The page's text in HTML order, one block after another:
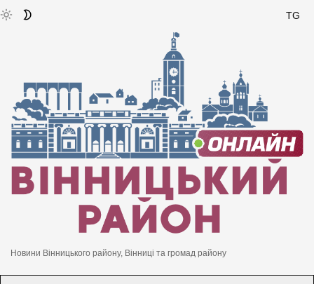
TG
Новини Вінницького району, Вінниці та громад району